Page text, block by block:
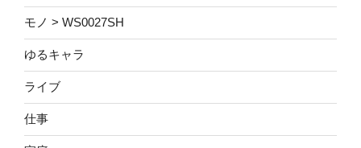
モノ > WS0027SH
ゆるキャラ
ライブ
仕事